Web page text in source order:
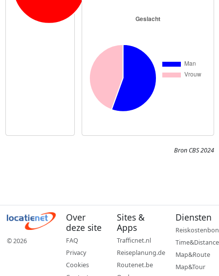
Bron CBS 2024
© 2026
Over
deze site
FAQ
Privacy
Cookies
Sites &
Apps
Trafficnet.nl
Reiseplanung.de
Routenet.be
Diensten
Reiskostenbon
Time&Distance
Map&Route
Map&Tour